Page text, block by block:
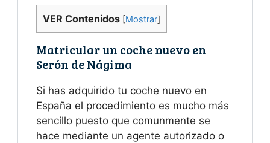
VER Contenidos [Mostrar]
Matricular un coche nuevo en
Serón de Nágima
Si has adquirido tu coche nuevo en
España el procedimiento es mucho más
sencillo puesto que comunmente se
hace mediante un agente autorizado o